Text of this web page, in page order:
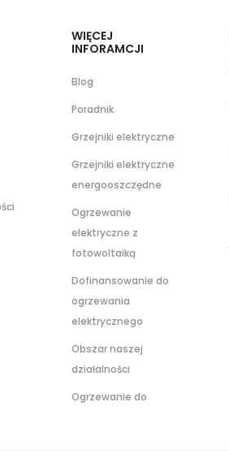
WIĘCEJ
INFORAMCJI
Blog
Poradnik
Grzejniki elektryczne
Grzejniki elektryczne
energooszczędne
Ogrzewanie
elektryczne z
fotowoltaiką
Dofinansowanie do
ogrzewania
elektrycznego
Obszar naszej
działalności
Ogrzewanie do